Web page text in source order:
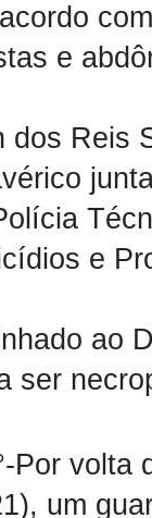
e
dos Reis
e
ao
ser
Por volta
um